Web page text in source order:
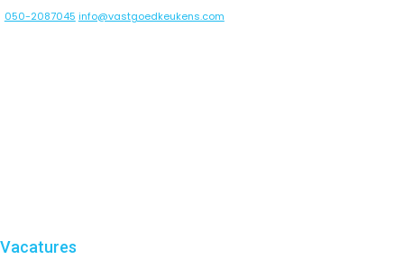
050-2087045 info@vastgoedkeukens.com
Vacatures